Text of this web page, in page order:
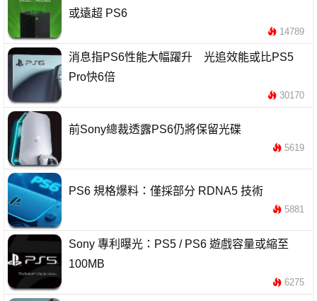
或遠超 PS6
14789
消息指PS6性能大幅躍升 光追效能或比PS5
Pro快6倍
30170
前Sony總裁透露PS6仍將保留光碟
5619
PS6 規格爆料：僅採部分 RDNA5 技術
5881
Sony 專利曝光：PS5 / PS6 遊戲容量或縮至
100MB
6275